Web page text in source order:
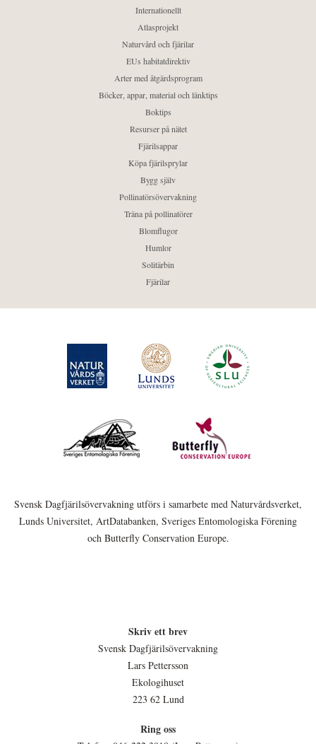
Internationellt
Atlasprojekt
Naturvård och fjärilar
EUs habitatdirektiv
Arter med åtgärdsprogram
Böcker, appar, material och länktips
Boktips
Resurser på nätet
Fjärilsappar
Köpa fjärilsprylar
Bygg själv
Pollinatörsövervakning
Träna på pollinatörer
Blomflugor
Humlor
Solitärbin
Fjärilar
Svensk Dagfjärilsövervakning utförs i samarbete med Naturvårdsverket,
Lunds Universitet, ArtDatabanken, Sveriges Entomologiska Förening
och Butterfly Conservation Europe.
Skriv ett brev
Svensk Dagfjärilsövervakning
Lars Pettersson
Ekologihuset
223 62 Lund
Ring oss